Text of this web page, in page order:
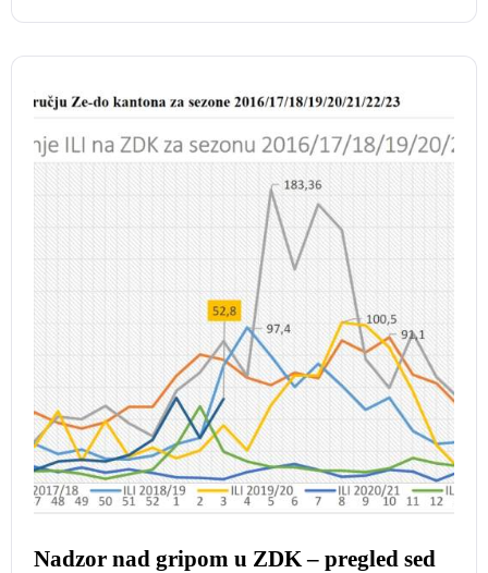
Nadzor nad gripom u ZDK – pregled sed